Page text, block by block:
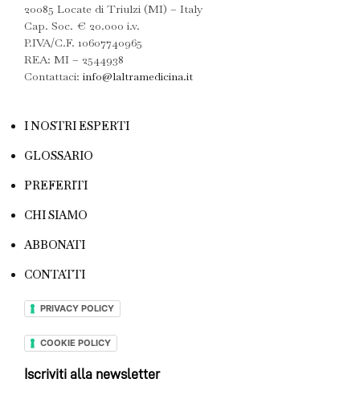
20085 Locate di Triulzi (MI) – Italy
Cap. Soc. € 20.000 i.v.
P.IVA/C.F. 10607740965
REA: MI – 2544938
Contattaci: info@laltramedicina.it
I NOSTRI ESPERTI
GLOSSARIO
PREFERITI
CHI SIAMO
ABBONATI
CONTATTI
PRIVACY POLICY
COOKIE POLICY
Iscriviti alla newsletter